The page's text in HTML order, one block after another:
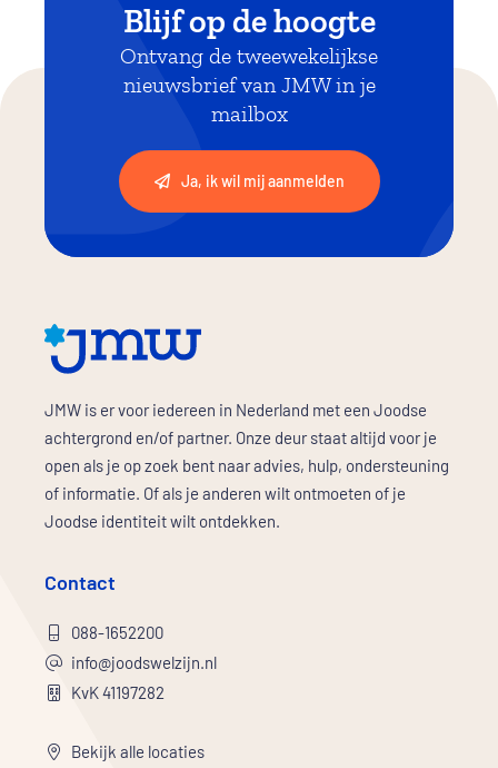
Blijf op de hoogte
Ontvang de tweewekelijkse
nieuwsbrief van JMW in je
mailbox
Ja, ik wil mij aanmelden
JMW is er voor iedereen in Nederland met een Joodse
achtergrond en/of partner. Onze deur staat altijd voor je
open als je op zoek bent naar advies, hulp, ondersteuning
of informatie. Of als je anderen wilt ontmoeten of je
Joodse identiteit wilt ontdekken.
Contact
088-1652200
info@joodswelzijn.nl
KvK 41197282
Bekijk alle locaties